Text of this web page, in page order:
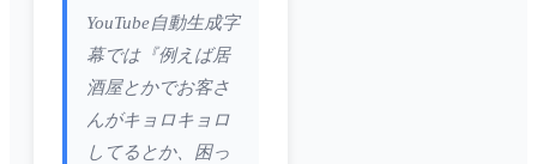
YouTube自動生成字
幕では『例えば居
酒屋とかでお客さ
んがキョロキョロ
してるとか、困っ